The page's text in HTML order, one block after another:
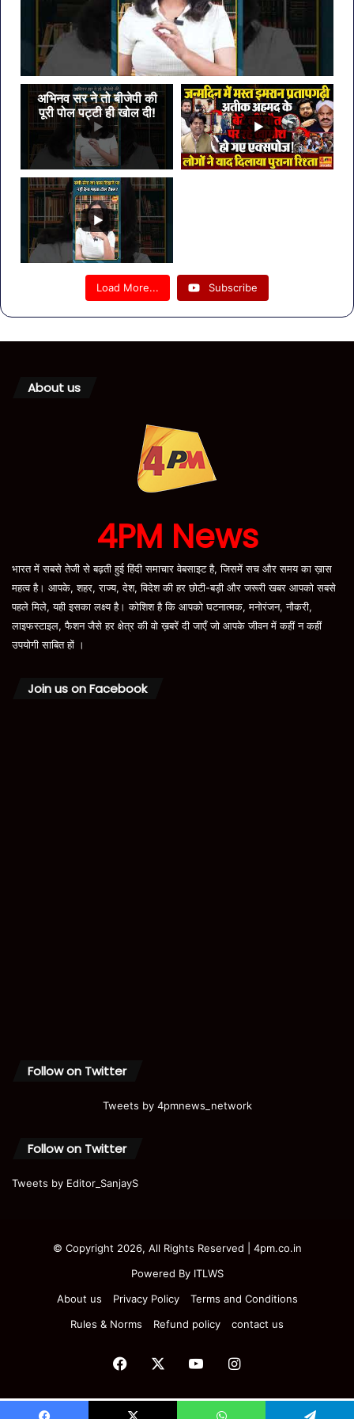
अभिनव सर ने तो बीजेपी की
पूरी पोल पट्टी ही खोल दी!
Load More... Subscribe
About us
4PM News
भारत में सबसे तेजी से बढ़ती हुई हिंदी समाचार वेबसाइट है, जिसमें सच और समय का ख़ास
महत्व है। आपके, शहर, राज्य, देश, विदेश की हर छोटी-बड़ी और जरूरी खबर आपको सबसे
पहले मिले, यही इसका लक्ष्य है। कोशिश है कि आपको घटनात्मक, मनोरंजन, नौकरी,
लाइफस्टाइल, फैशन जैसे हर क्षेत्र की वो ख़बरें दी जाएँ जो आपके जीवन में कहीं न कहीं
उपयोगी साबित हों ।
Join us on Facebook
Follow on Twitter
Tweets by 4pmnews_network
Follow on Twitter
Tweets by Editor_SanjayS
© Copyright 2026, All Rights Reserved | 4pm.co.in
Powered By ITLWS
About us
Privacy Policy
Terms and Conditions
Rules & Norms
Refund policy contact us
Facebook YouTubeInstagram